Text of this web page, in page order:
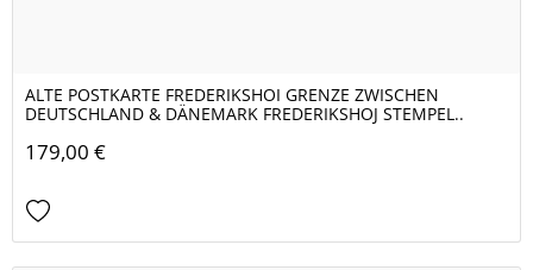
ALTE POSTKARTE FREDERIKSHOI GRENZE ZWISCHEN
DEUTSCHLAND & DÄNEMARK FREDERIKSHOJ STEMPEL..
179,00 €